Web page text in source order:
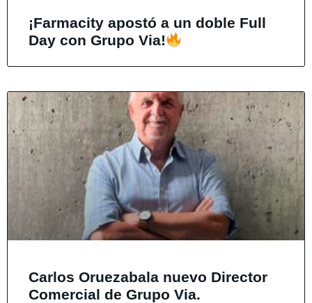
¡Farmacity apostó a un doble Full
Day con Grupo Via!
Carlos Oruezabala nuevo Director
Comercial de Grupo Via.